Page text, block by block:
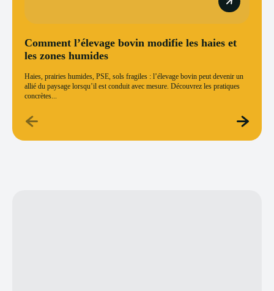
Comment l’élevage bovin modifie les haies et
les zones humides
Haies, prairies humides, PSE, sols fragiles : l’élevage bovin peut devenir un
allié du paysage lorsqu’il est conduit avec mesure. Découvrez les pratiques
concrètes...